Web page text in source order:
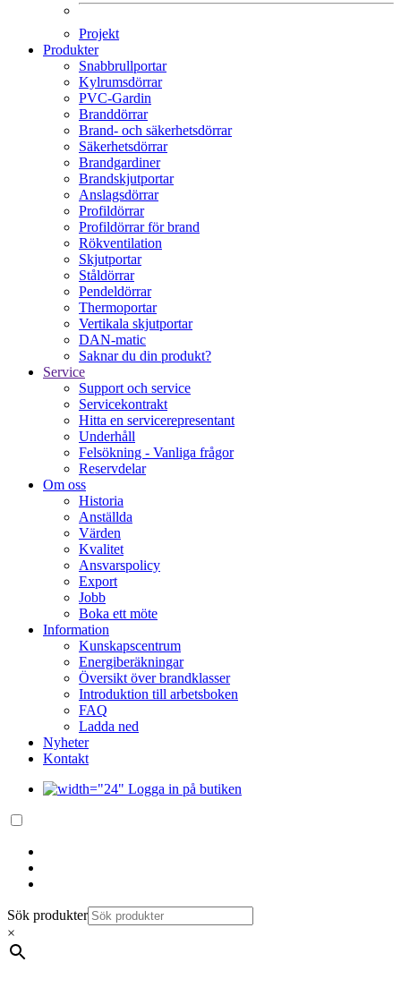
Projekt
Produkter
Snabbrullportar
Kylrumsdörrar
PVC-Gardin
Branddörrar
Brand- och säkerhetsdörrar
Säkerhetsdörrar
Brandgardiner
Brandskjutportar
Anslagsdörrar
Profildörrar
Profildörrar för brand
Rökventilation
Skjutportar
Ståldörrar
Pendeldörrar
Thermoportar
Vertikala skjutportar
DAN-matic
Saknar du din produkt?
Service
Support och service
Servicekontrakt
Hitta en servicerepresentant
Underhåll
Felsökning - Vanliga frågor
Reservdelar
Om oss
Historia
Anställda
Värden
Kvalitet
Ansvarspolicy
Export
Jobb
Boka ett möte
Information
Kunskapscentrum
Energiberäkningar
Översikt över brandklasser
Introduktion till arbetsboken
FAQ
Ladda ned
Nyheter
Kontakt
Logga in på butiken
Sök produkter
×